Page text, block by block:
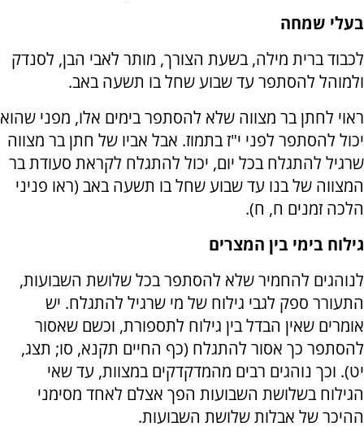
בעלי שמחה
לכבוד ברית מילה, בשעת הצורך, מותר לאבי הבן, לסנדק
ולמוהל להסתפר עד שבוע שחל בו תשעה באב.
ראוי לחתן בר מצווה שלא להסתפר בימים אלו, מפני שהוא
יכול להסתפר לפני י"ז בתמוז. אבל אביו של חתן בר מצווה
שרגיל להתגלח בכל יום, יכול להתגלח לקראת סעודת בר
המצווה של בנו עד שבוע שחל בו תשעה באב (ראו פניני
הלכה זמנים ח, ח).
גילוח בימי בין המצרים
לנוהגים להחמיר שלא להסתפר בכל שלושת השבועות,
התעורר ספק לגבי גילוח של מי שרגיל להתגלח. יש
אומרים שאין הבדל בין גילוח לתספורת, וכשם שאסור
להסתפר כך אסור להתגלח (כף החיים תקנא, סו; תצג,
יט). וכך נוהגים רבים מהמדקדקים במצוות, עד שאי
הגילוח בשלושת השבועות הפך אצלם לאחד מסימני
ההיכר של אבלות שלושת השבועות.